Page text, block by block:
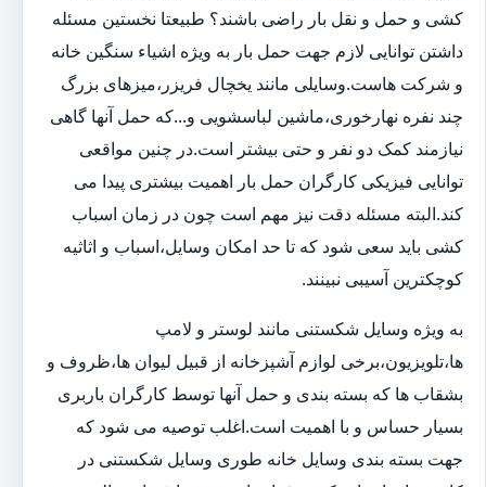
کشی و حمل و نقل بار راضی باشند؟ طبیعتا نخستین مسئله
داشتن توانایی لازم جهت حمل بار به ویژه اشیاء سنگین خانه
و شرکت هاست.وسایلی مانند یخچال فریزر،میزهای بزرگ
چند نفره نهارخوری،ماشین لباسشویی و...که حمل آنها گاهی
نیازمند کمک دو نفر و حتی بیشتر است.در چنین مواقعی
توانایی فیزیکی کارگران حمل بار اهمیت بیشتری پیدا می
کند.البته مسئله دقت نیز مهم است چون در زمان اسباب
کشی باید سعی شود که تا حد امکان وسایل،اسباب و اثاثیه
کوچکترین آسیبی نبینند.
به ویژه وسایل شکستنی مانند لوستر و لامپ
ها،تلویزیون،برخی لوازم آشپزخانه از قبیل لیوان ها،ظروف و
بشقاب ها که بسته بندی و حمل آنها توسط کارگران باربری
بسیار حساس و با اهمیت است.اغلب توصیه می شود که
جهت بسته بندی وسایل خانه طوری وسایل شکستنی در